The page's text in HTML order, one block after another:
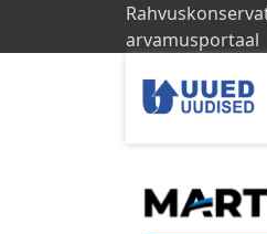
arvamusportaal